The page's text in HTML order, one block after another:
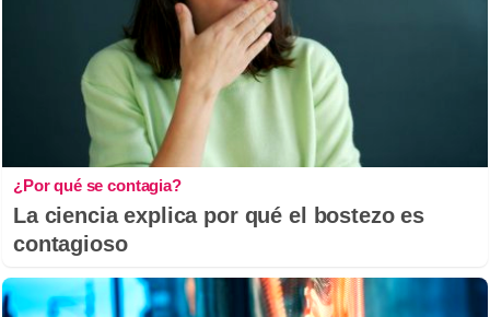
¿Por qué se contagia?
La ciencia explica por qué el bostezo es
contagioso